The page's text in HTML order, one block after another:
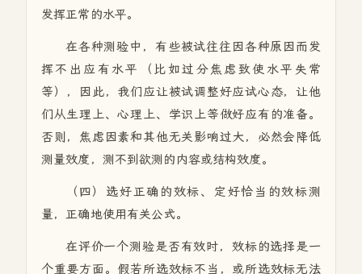
发挥正常的水平。
在各种测验中，有些被试往往因各种原因而发
挥不出应有水平（比如过分焦虑致使水平失常
等），因此，我们应让被试调整好应试心态，让他
们从生理上、心理上、学识上等做好应有的准备。
否则，焦虑因素和其他无关影响过大，必然会降低
测量效度，测不到欲测的内容或结构效度。
（四）选好正确的效标、定好恰当的效标测
量，正确地使用有关公式。
在评价一个测验是否有效时，效标的选择是一
个重要方面。假若所选效标不当，或所选效标无法